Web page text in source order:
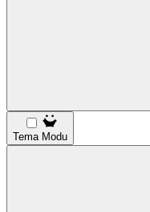
Tema Modu